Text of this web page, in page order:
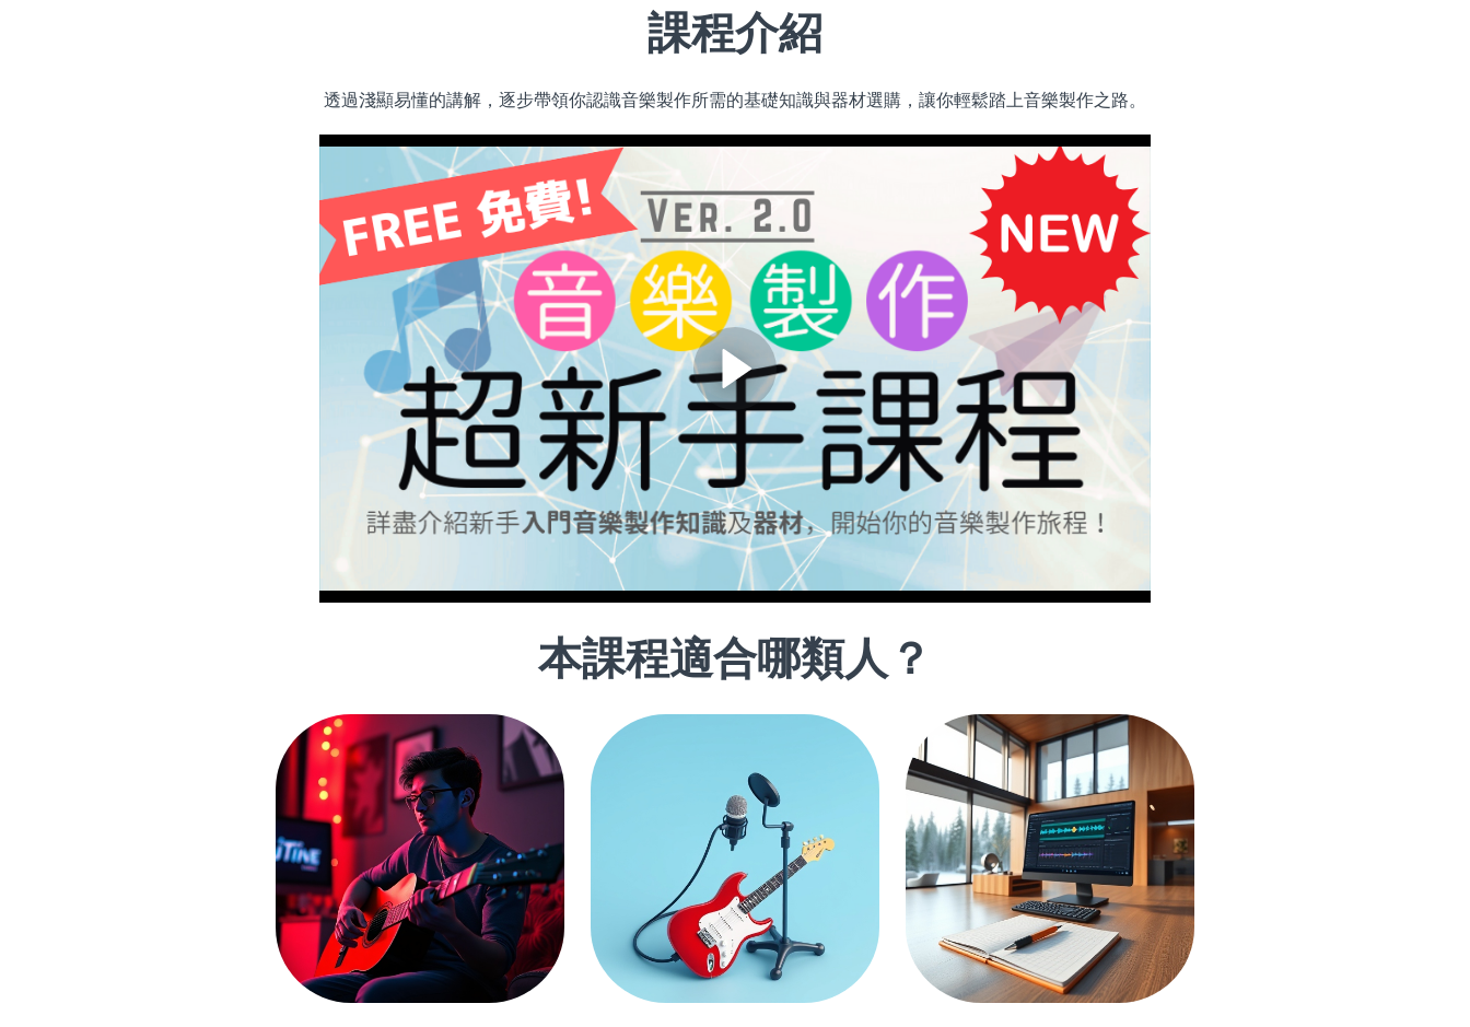
課程介紹
透過淺顯易懂的講解，逐步帶領你認識音樂製作所需的基礎知識與器材選購，讓你輕鬆踏上音樂製作之路。
本課程適合哪類人？